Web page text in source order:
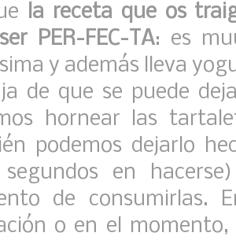
la receta que os
PER-FEC-TA: es
y además lleva
de que se puede
hornear las
podemos dejarlo
segundos en
de consumirlas.
o en el